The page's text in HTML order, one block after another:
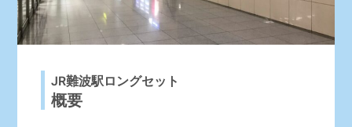
JR難波駅ロングセット
概要